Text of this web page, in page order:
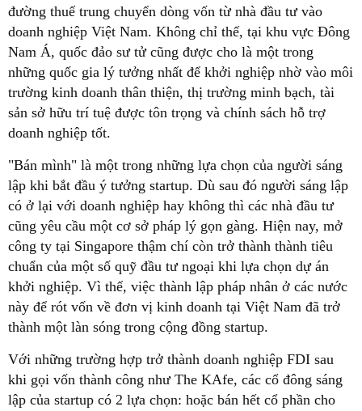
đường thuế trung chuyển dòng vốn từ nhà đầu tư vào
doanh nghiệp Việt Nam. Không chỉ thế, tại khu vực Đông
Nam Á, quốc đảo sư tử cũng được cho là một trong
những quốc gia lý tưởng nhất để khởi nghiệp nhờ vào môi
trường kinh doanh thân thiện, thị trường minh bạch, tài
sản sở hữu trí tuệ được tôn trọng và chính sách hỗ trợ
doanh nghiệp tốt.
"Bán mình" là một trong những lựa chọn của người sáng
lập khi bắt đầu ý tưởng startup. Dù sau đó người sáng lập
có ở lại với doanh nghiệp hay không thì các nhà đầu tư
cũng yêu cầu một cơ sở pháp lý gọn gàng. Hiện nay, mở
công ty tại Singapore thậm chí còn trở thành thành tiêu
chuẩn của một số quỹ đầu tư ngoại khi lựa chọn dự án
khởi nghiệp. Vì thế, việc thành lập pháp nhân ở các nước
này để rót vốn về đơn vị kinh doanh tại Việt Nam đã trở
thành một làn sóng trong cộng đồng startup.
Với những trường hợp trở thành doanh nghiệp FDI sau
khi gọi vốn thành công như The KAfe, các cổ đông sáng
lập của startup có 2 lựa chọn: hoặc bán hết cổ phần cho